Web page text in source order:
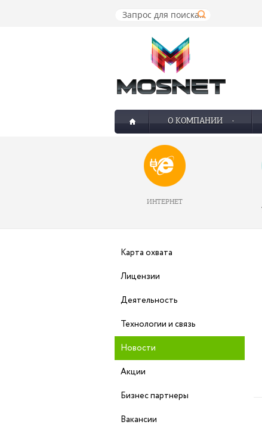
О КОМПАНИИ
ИНТЕРНЕТ
Карта охвата
Лицензии
Деятельность
Технологии и связь
Новости
Акции
Бизнес партнеры
Вакансии